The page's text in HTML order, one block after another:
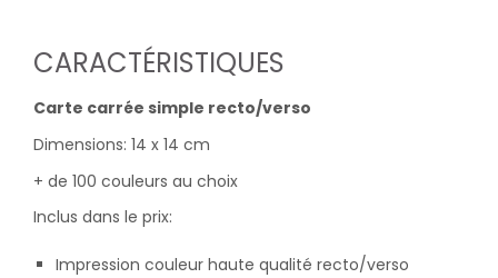
CARACTÉRISTIQUES
Carte carrée simple recto/verso
Dimensions: 14 x 14 cm
+ de 100 couleurs au choix
Inclus dans le prix:
Impression couleur haute qualité recto/verso